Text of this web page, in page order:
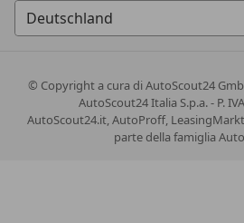
© Copyrighta cura di AutoScout24
AutoScout24 Italia S.p.a. - P.
AutoScout24.it, AutoProff,
parte della famiglia